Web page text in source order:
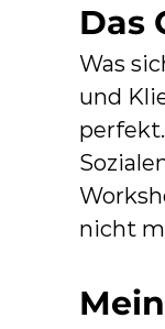
Das
Was
und
nicht